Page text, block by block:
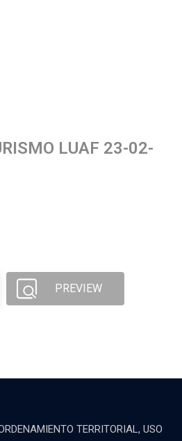
LUAF 23-02-
PREVIEW
TERRITORIAL, USO